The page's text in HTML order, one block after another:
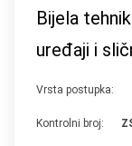
Bijela
uređaji i
Vrsta postupka:
Kontrolni broj: